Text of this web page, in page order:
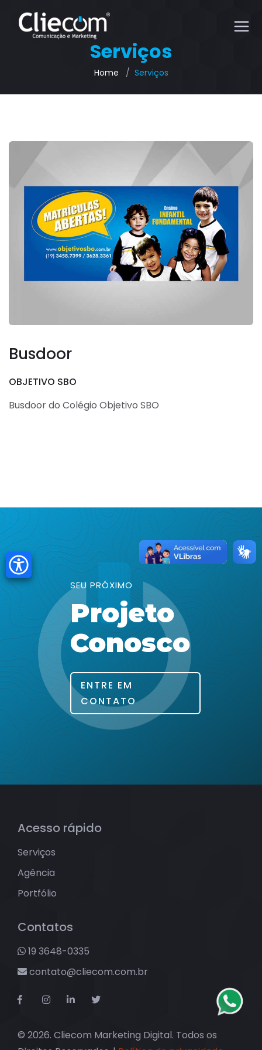
Serviços
Home Serviços
Busdoor
OBJETIVO SBO
Busdoor do Colégio Objetivo SBO
SEU PRÓXIMO
Projeto
Conosco
ENTRE EM
CONTATO
Acesso rápido
Serviços
Agência
Portfólio
Contatos
19 3648-0335
contato@cliecom.com.br
© 2026. Cliecom Marketing Digital. Todos os